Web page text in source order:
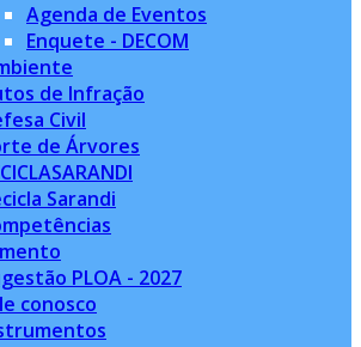
Agenda de Eventos
Enquete - DECOM
de Infração
Civil
de Árvores
Sarandi
PLOA - 2027
conosco